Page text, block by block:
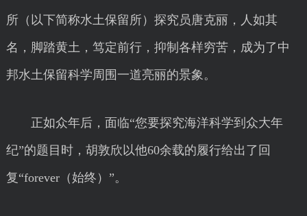
所（以下简称水土保留所）探究员唐克丽，人如其
名，脚踏黄土，笃定前行，抑制各样穷苦，成为了中
邦水土保留科学周围一道亮丽的景象。
正如众年后，面临“您要探究海洋科学到众大年
纪”的题目时，胡敦欣以他60余载的履行给出了回
复“forever（始终）”。